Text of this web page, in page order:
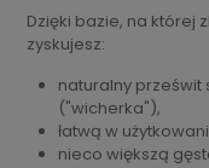
Dzięki bazie, na której
zyskujesz:
naturalny prześwit
("wicherka"),
łatwą w
nieco większą